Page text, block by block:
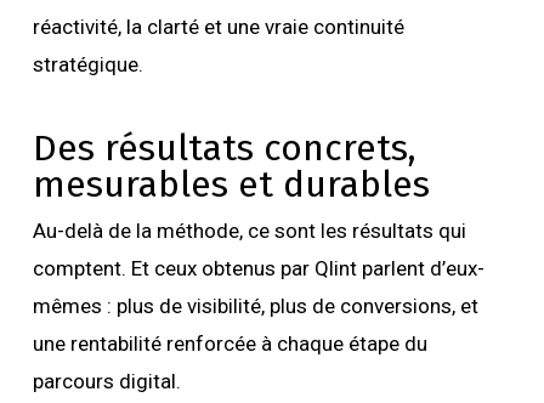
réactivité, la clarté et une vraie continuité
stratégique.
Des résultats concrets,
mesurables et durables
Au-delà de la méthode, ce sont les résultats qui
comptent. Et ceux obtenus par Qlint parlent d’eux-
mêmes : plus de visibilité, plus de conversions, et
une rentabilité renforcée à chaque étape du
parcours digital.